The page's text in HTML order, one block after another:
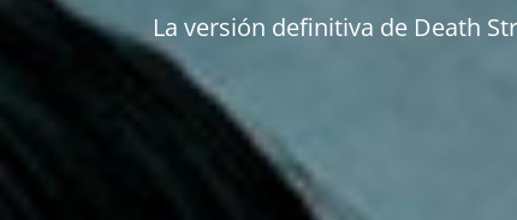
La versión definitiva de Death